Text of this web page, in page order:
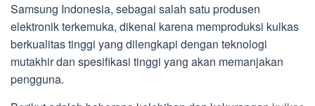
Samsung Indonesia, sebagai salah satu produsen
elektronik terkemuka, dikenal karena memproduksi kulkas
berkualitas tinggi yang dilengkapi dengan teknologi
mutakhir dan spesifikasi tinggi yang akan memanjakan
pengguna.